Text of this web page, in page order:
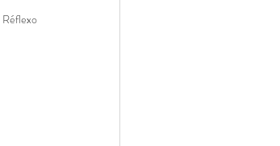
Réflexo